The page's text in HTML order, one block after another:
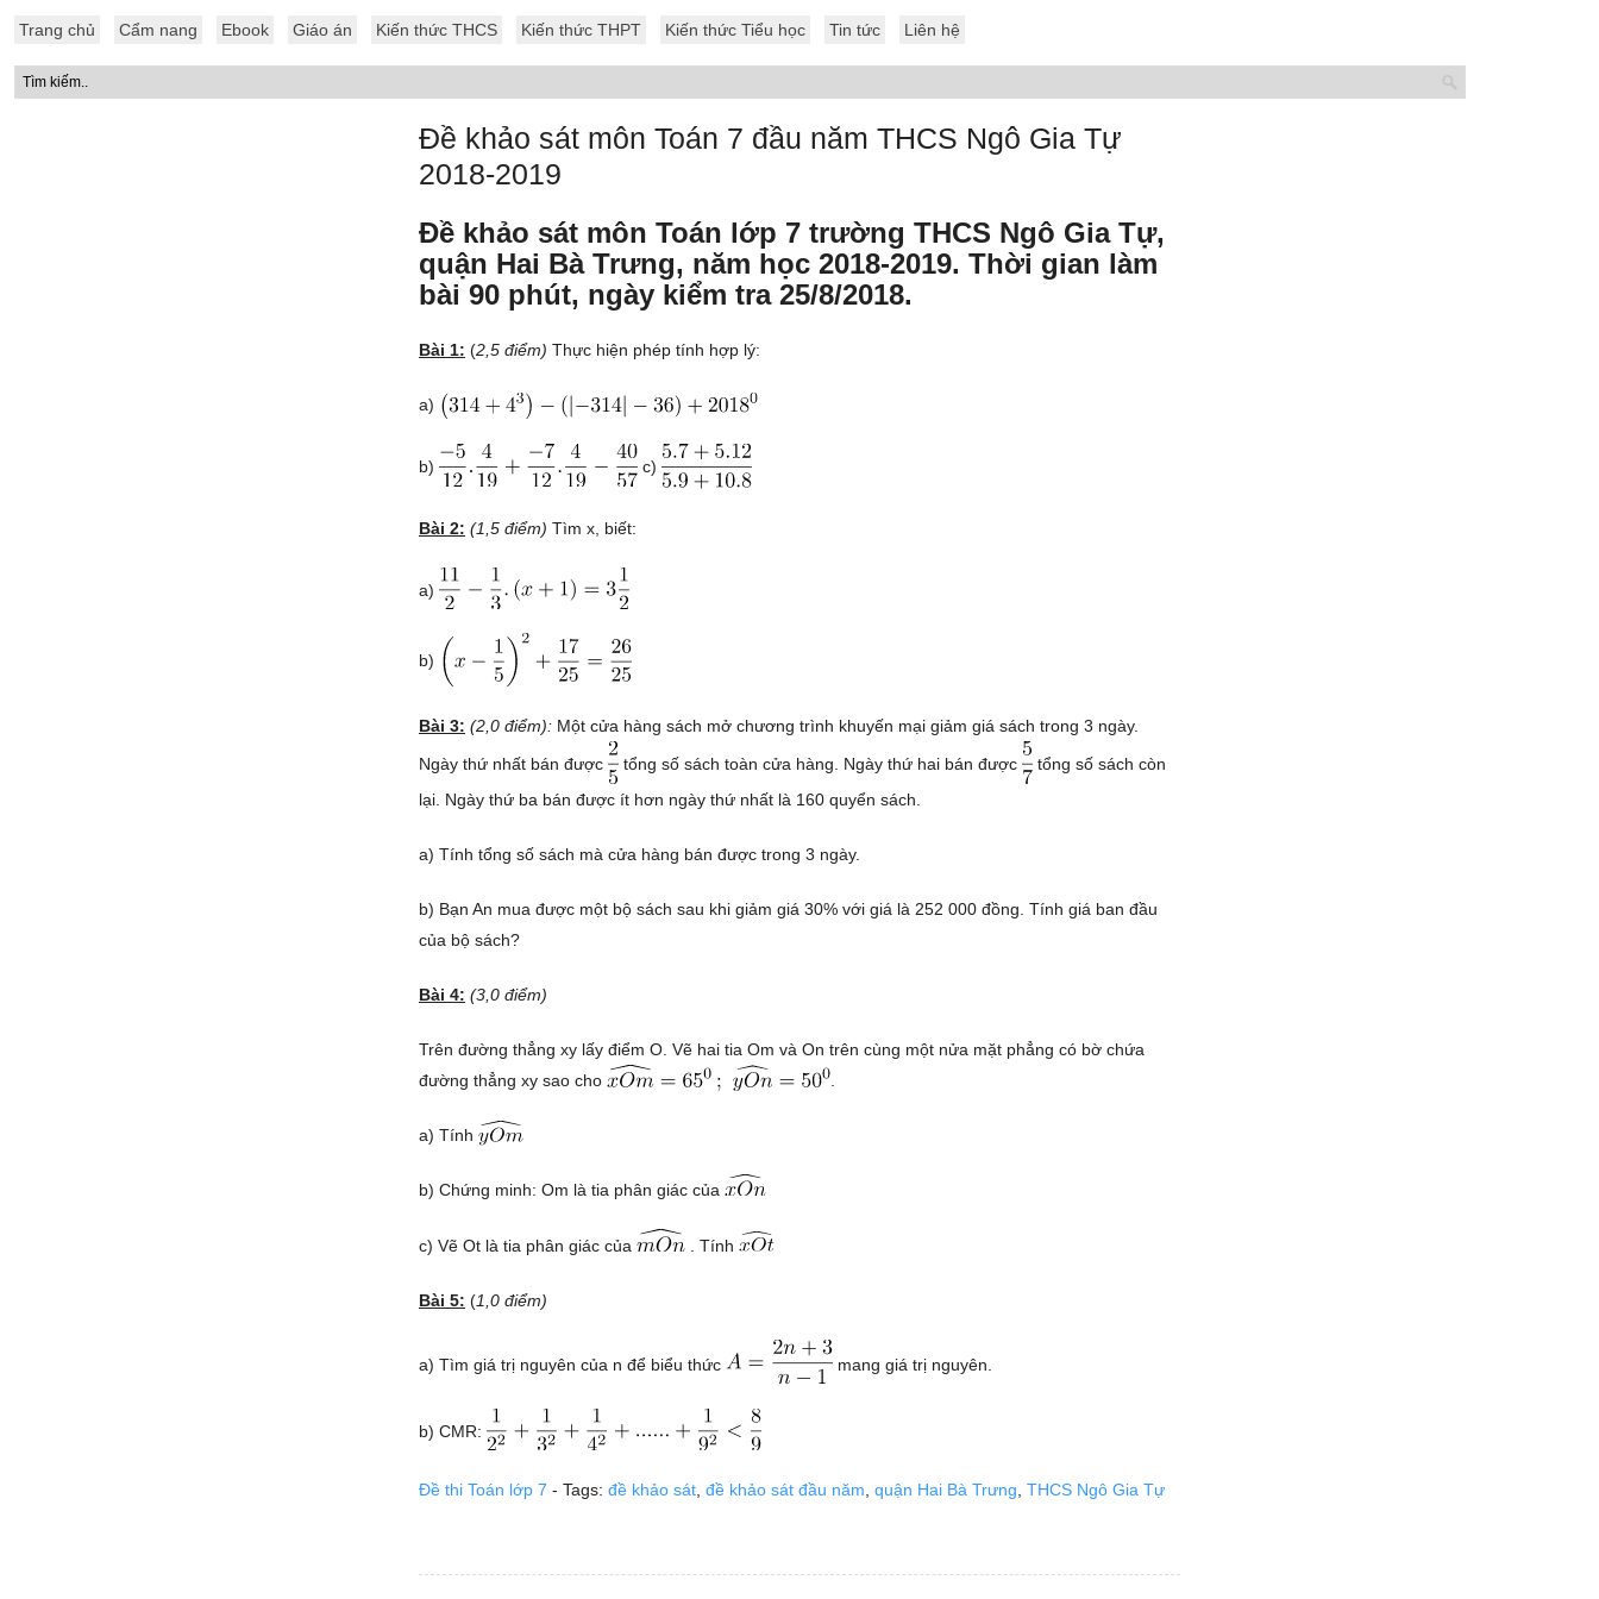
Trang chủ Cẩm nang Ebook Giáo án Kiến thức THCS Kiến thức THPT Kiến thức Tiểu học Tin tức Liên hệ
Đề khảo sát môn Toán 7 đầu năm THCS Ngô Gia Tự
2018-2019
Đề khảo sát môn Toán lớp 7 trường THCS Ngô Gia Tự,
quận Hai Bà Trưng, năm học 2018-2019. Thời gian làm
bài 90 phút, ngày kiểm tra 25/8/2018.
Bài 1: (2,5 điểm) Thực hiện phép tính hợp lý:
a)
b) c)
Bài 2: (1,5 điểm) Tìm x, biết:
a)
b)
Bài 3: (2,0 điểm): Một cửa hàng sách mở chương trình khuyến mại giảm giá sách trong 3 ngày.
Ngày thứ nhất bán được tổng số sách toàn cửa hàng. Ngày thứ hai bán được
tổng số sách còn
lại. Ngày thứ ba bán được ít hơn ngày thứ nhất là 160 quyển sách.
a) Tính tổng số sách mà cửa hàng bán được trong 3 ngày.
b) Bạn An mua được một bộ sách sau khi giảm giá 30% với giá là 252 000 đồng. Tính giá ban đầu
của bộ sách?
Bài 4: (3,0 điểm)
Trên đường thẳng xy lấy điểm O. Vẽ hai tia Om và On trên cùng một nửa mặt phẳng có bờ chứa
đường thẳng xy sao cho
.
a) Tính
b) Chứng minh: Om là tia phân giác của
c) Vẽ Ot là tia phân giác của . Tính
Bài 5: (1,0 điểm)
a) Tìm giá trị nguyên của n để biểu thức mang giá trị nguyên.
b) CMR:
Đề thi Toán lớp 7 - Tags: đề khảo sát, đề khảo sát đầu năm, quận Hai Bà Trưng, THCS Ngô Gia Tự